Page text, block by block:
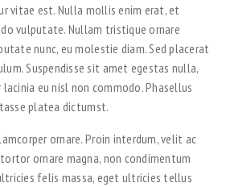
vitae est. Nulla mollis enim erat, et
vulputate. Nullam tristique ornare
nunc, eu molestie diam. Sed placerat
Suspendisse sit amet egestas nulla,
eu nisl non commodo. Phasellus
platea dictumst.
ornare. Proin interdum, velit ac
ornare magna, non condimentum
felis massa, eget ultricies tellus